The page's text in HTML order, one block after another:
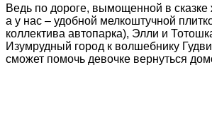
Ведь по дороге, вымощенной в
а у нас – удобной мелкоштучной
коллектива автопарка), Элли и
Изумрудный город к волшебнику
сможет помочь девочке вернуться